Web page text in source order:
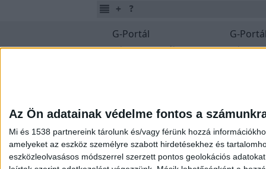
Az Ön adatainak védelme fontos a
Mi és 1538 partnereink tárolunk és/vagy férünk hozzá
amelyeket az eszköz személyre szabott hirdetésekhez és
eszközleolvasásos módszerrel szerzett pontos geolokációs
G-Portál
Mi az a G-Portál?
Fórum
G-
Mi az a
Oldal
Felhasználási feltételek